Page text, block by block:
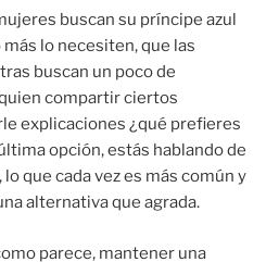
buscan su príncipe azul
lo necesiten, que las
buscan un poco de
compartir ciertos
explicaciones ¿qué prefieres
opción, estás hablando de
, lo que cada vez es más común y
alternativa que agrada.
parece, mantener una